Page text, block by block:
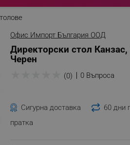
Офис Импорт България ООД
Директорски стол
Черен
(0) 0 Въпроса
Сигурна доставка 60 дни
пратка